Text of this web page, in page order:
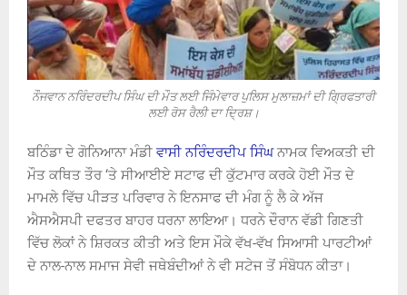
ਨੌਜਵਾਨ ਨਰਿੰਦਰਦੀਪ ਸਿੰਘ ਦੀ ਮੌਤ ਲਈ ਜਿੰਮੇਵਾਰ ਪੁਲਿਸ ਮੁਲਾਜ਼ਮਾਂ ਦੀ ਗ੍ਰਿਫਤਾਰੀ
ਲਈ ਰੋਸ ਰੈਲੀ ਦਾ ਦ੍ਰਿਸ਼।
ਬਠਿੰਡਾ ਦੇ ਗੋਨਿਆਨਾ ਮੰਡੀ ਵਾਸੀ ਨਰਿੰਦਰਦੀਪ ਸਿੰਘਨਾਮਕ ਵਿਅਕਤੀ ਦੀ
ਮੌਤ ਕਥਿਤ ਤੌਰ ‘ਤੇ ਸੀਆਈਏ ਸਟਾਫ ਦੀ ਕੁੱਟਮਾਰ ਕਰਕੇ ਹੋਈ ਮੌਤ ਦੇ
ਮਾਮਲੇ ਵਿੱਚ ਪੀੜਤ ਪਰਿਵਾਰ ਨੇ ਇਨਸਾਫ ਦੀ ਮੰਗ ਨੂੰ ਲੈ ਕੇ ਅੱਜ
ਐਸਐਸਪੀ ਦਫਤਰ ਬਾਹਰ ਧਰਨਾ ਲਾਇਆ। ਧਰਨੇ ਦੌਰਾਨ ਵੱਡੀ ਗਿਣਤੀ
ਵਿੱਚ ਲੋਕਾਂ ਨੇ ਸ਼ਿਰਕਤ ਕੀਤੀ ਅਤੇ ਇਸ ਮੌਕੇ ਵੱਖ-ਵੱਖ ਸਿਆਸੀ ਪਾਰਟੀਆਂ
ਦੇ ਨਾਲ-ਨਾਲ ਸਮਾਜ ਸੇਵੀ ਜਥੇਬੰਦੀਆਂ ਨੇ ਵੀ ਸਟੇਜ ਤੋਂ ਸੰਬੋਧਨ ਕੀਤਾ।